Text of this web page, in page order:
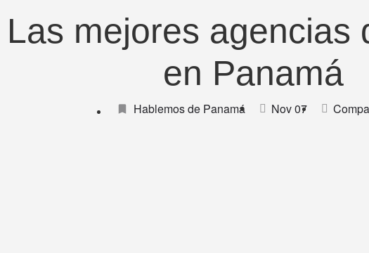
Las mejores agencias
en Panamá
Hablemos de Panamá Nov 07